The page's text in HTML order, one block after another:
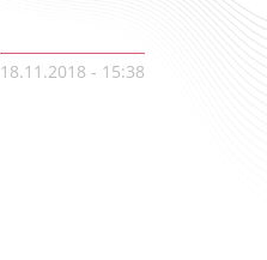
18.11.2018 - 15:38